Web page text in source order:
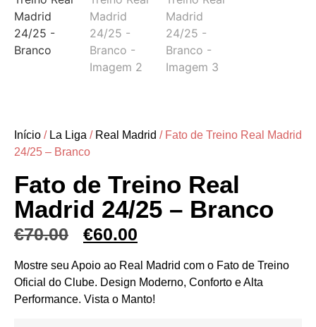
Início / La Liga / Real Madrid / Fato de Treino Real Madrid
24/25 – Branco
Fato de Treino Real
Madrid 24/25 – Branco
€70.00 €60.00
Mostre seu Apoio ao Real Madrid com o Fato de Treino
Oficial do Clube. Design Moderno, Conforto e Alta
Performance. Vista o Manto!